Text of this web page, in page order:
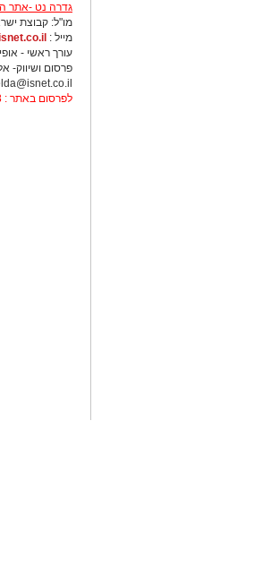
גדרה נט -אתר
מו"ל: קבוצת
מייל :
עורך ראשי -
פרסום ושיווק-
לפרסום באתר : 050-7870908